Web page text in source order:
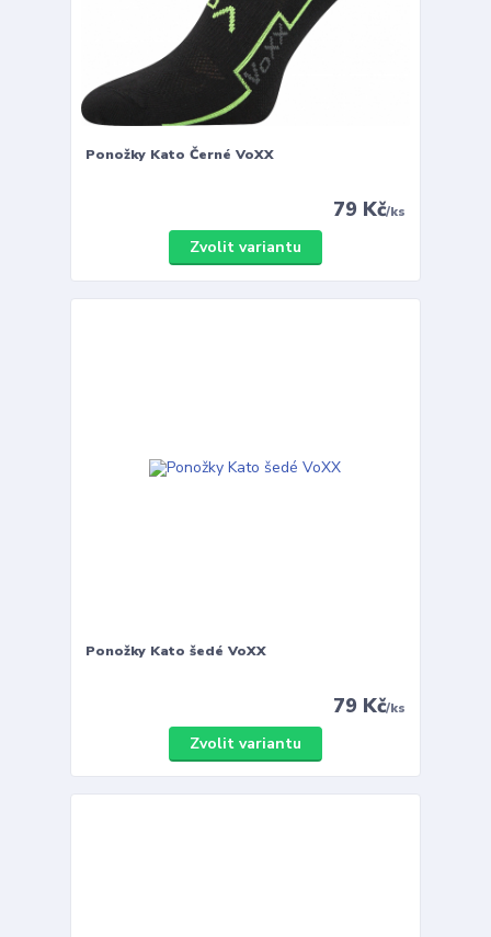
Ponožky Kato Černé VoXX
79 Kč/ks
Zvolit variantu
Ponožky Kato šedé VoXX
79 Kč/ks
Zvolit variantu